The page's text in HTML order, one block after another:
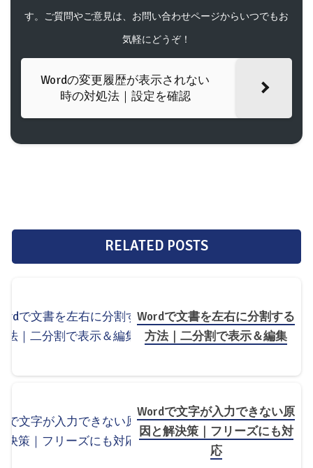
す。ご質問やご意見は、お問い合わせページからいつでもお
気軽にどうぞ！
Wordの変更履歴が表示されない
時の対処法｜設定を確認
RELATED POSTS
Wordで文書を左右に分割する
方法｜二分割で表示＆編集
Wordで文字が入力できない原
因と解決策｜フリーズにも対
応